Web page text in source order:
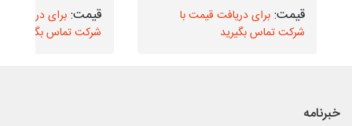
برای دریافت قیمت با
شرکت تماس بگیرید
برای دریافت
شرکت تماس بگیرید
خبرنامه